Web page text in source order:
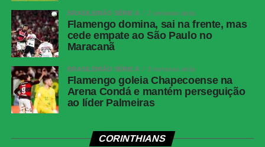
Corinthians vence, mas é eliminado da Copa do
Brasil pelo Internacional
Sem novas mudanças no placar, o clássico terminou
empatado em 1 a 1.
Próximos jogos
Competição:Copa Sul-Americana – oitavas de final (ida)
BRASILEIRÃO SÉRIE A 2 semanas atrás
Flamengo domina, sai na frente, mas
cede empate ao São Paulo no
Maracanã
BRASILEIRÃO SÉRIE A 3 semanas atrás
Flamengo goleia Chapecoense na
Arena Condá e mantém perseguição
ao líder Palmeiras
CORINTHIANS